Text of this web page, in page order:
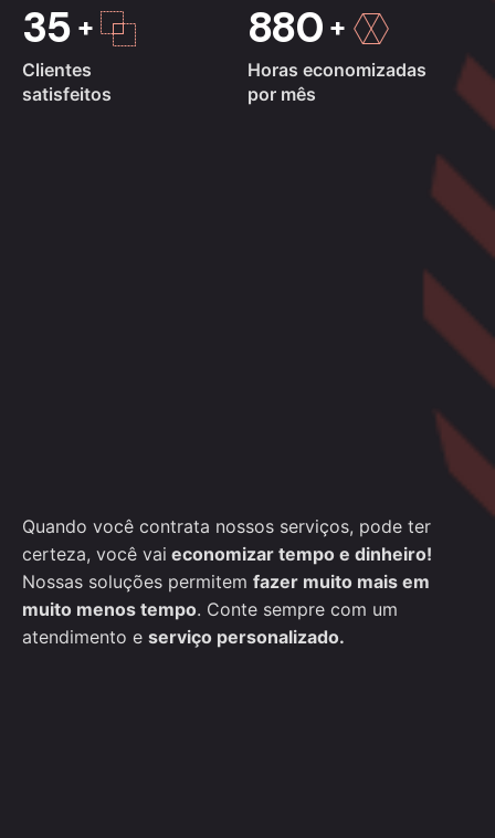
35
Clientes
satisfeitos
880
Horas economizadas
por mês
Quando você contrata nossos serviços, pode ter
certeza, você vai economizar tempo e dinheiro!
Nossas soluções permitem fazer muito mais em
muito menos tempo. Conte sempre com um
atendimento e serviço personalizado.